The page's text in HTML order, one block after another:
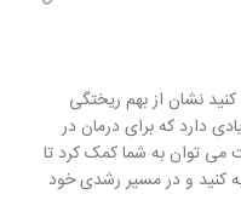
نشان از بهم ریختگی
دارد که برای درمان در
می توان به شما کمک کرد تا
کنید و در مسیر رشدی خود